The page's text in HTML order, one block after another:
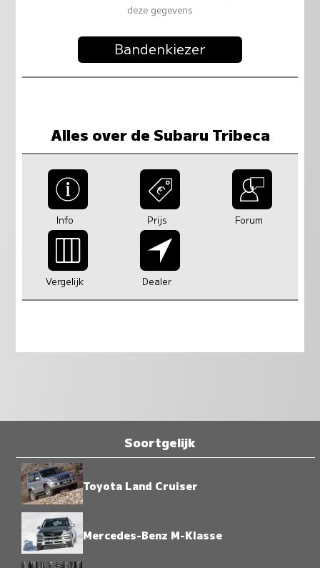
deze gegevens
Bandenkiezer
Alles over de Subaru Tribeca
Info Prijs Forum
Vergelijk Dealer
Soortgelijk
Toyota Land Cruiser
Mercedes-Benz M-Klasse